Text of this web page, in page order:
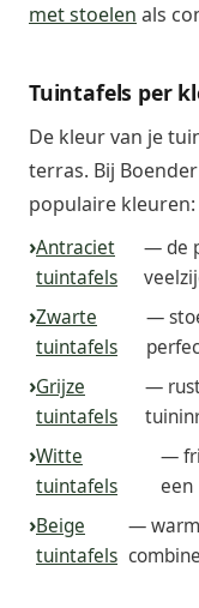
met stoelen als
Tuintafels per
De kleur van je
terras. Bij
populaire kleuren:
Antraciet
tuintafels
— de
Zwarte
tuintafels
—
Grijze
tuintafels
—
Witte
tuintafels
—
een
Beige
tuintafels
—